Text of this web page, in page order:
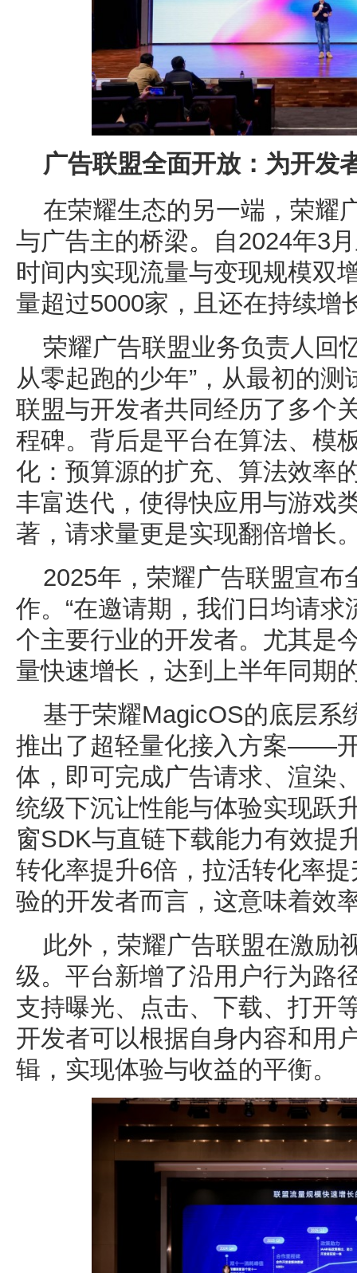
广告联盟全面开放：为开发
在荣耀生态的另一端，荣耀
与广告主的桥梁。自2024年3
时间内实现流量与变现规模双
量超过5000家，且还在持续增
荣耀广告联盟业务负责人回
从零起跑的少年”，从最初的
联盟与开发者共同经历了多个
程碑。背后是平台在算法、模
化：预算源的扩充、算法效率
丰富迭代，使得快应用与游戏
著，请求量更是实现翻倍增长
2025年，荣耀广告联盟宣布
作。“在邀请期，我们日均请
个主要行业的开发者。尤其是
量快速增长，达到上半年同期
基于荣耀MagicOS的底层系
推出了超轻量化接入方案——
体，即可完成广告请求、渲染
统级下沉让性能与体验实现跃
窗SDK与直链下载能力有效提
转化率提升6倍，拉活转化率
验的开发者而言，这意味着效
此外，荣耀广告联盟在激励
级。平台新增了沿用户行为路
支持曝光、点击、下载、打开
开发者可以根据自身内容和用
辑，实现体验与收益的平衡。